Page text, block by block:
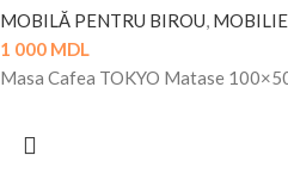
MOBILĂ PENTRU BIROU,
1 000 MDL
Masa Cafea TOKYO Matase